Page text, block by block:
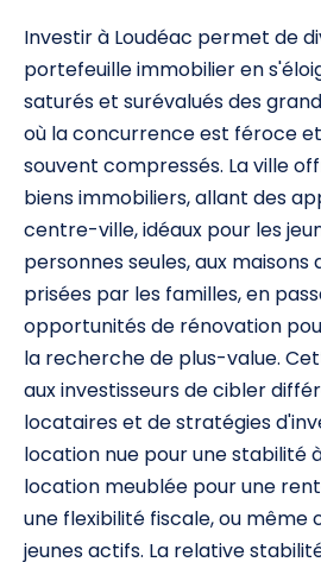
Investir à Loudéac permet de
portefeuille immobilier en
saturés et surévalués des
où la concurrence est féroce
souvent compressés. La ville
biens immobiliers, allant des
centre-ville, idéaux pour les
personnes seules, aux maisons
prisées par les familles, en
opportunités de rénovation
la recherche de plus-value.
aux investisseurs de cibler
locataires et de stratégies
location nue pour une stabilité
location meublée pour une
une flexibilité fiscale, ou même
jeunes actifs. La relative